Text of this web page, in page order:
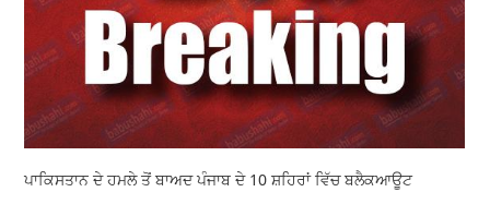
ਪਾਕਿਸਤਾਨ ਦੇ ਹਮਲੇ ਤੋਂ ਬਾਅਦ ਪੰਜਾਬ ਦੇ 10 ਸ਼ਹਿਰਾਂ ਵਿੱਚ ਬਲੈਕਆਊਟ